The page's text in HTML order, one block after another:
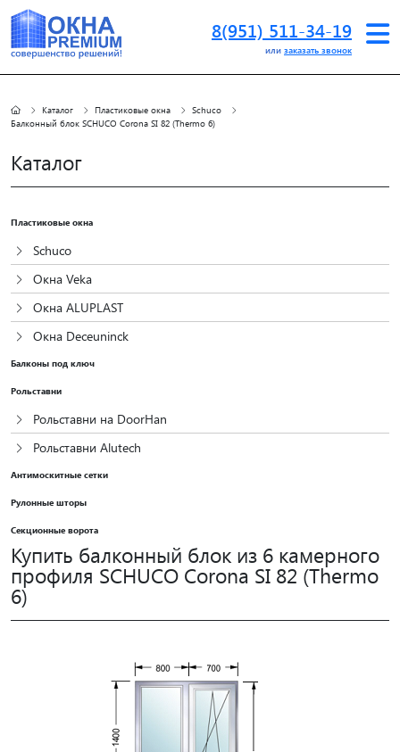
8(951) 511-34-19
или заказать звонок
Каталог Пластиковые окна
Schuco
Балконный блок SCHUCO Corona SI 82 (Thermo 6)
Каталог
Пластиковые окна
Schuco
Окна Veka
Окна ALUPLAST
Окна Deceuninck
Балконы под ключ
Рольставни
Рольставни на DoorHan
Рольставни Alutech
Антимоскитные сетки
Рулонные шторы
Секционные ворота
Купить балконный блок из 6 камерного
профиля SCHUCO Corona SI 82 (Thermo
6)